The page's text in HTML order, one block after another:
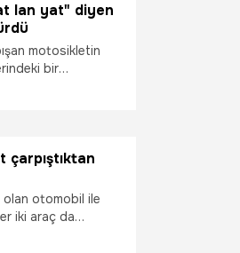
lan yat" diyen
motosikletin
bir
"Yat lan yat"
çarpıştıktan
olan otomobil ile
iki araç da